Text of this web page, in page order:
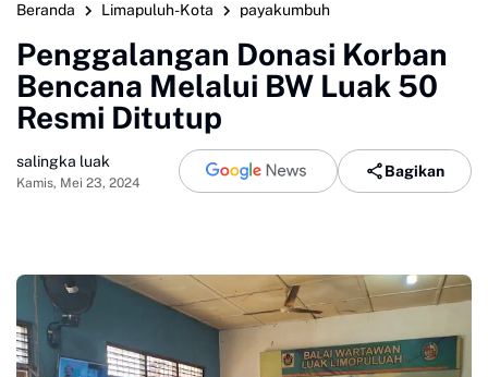
Beranda Limapuluh-Kota payakumbuh
Penggalangan Donasi Korban
Bencana Melalui BW Luak 50
Resmi Ditutup
salingka luak
Kamis, Mei 23, 2024
Bagikan